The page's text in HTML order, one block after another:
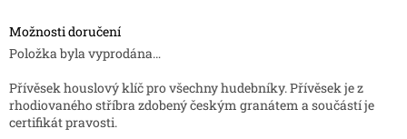
Možnosti doručení
Položka byla vyprodána…
Přívěsek houslový klíč pro všechny hudebníky. Přívěsek je z
rhodiovaného stříbra zdobený českým granátem a součástí je
certifikát pravosti.